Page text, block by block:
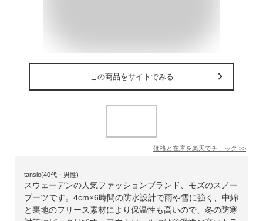
この商品をサイトでみる
価格と在庫を楽天でチェック >>
tansio(40代・男性)
スウェーデンの人気ファッションブランド、モズのスノー
ブーツです。4cm×6時間の防水設計で雨や雪に強く、中綿
と裏地のフリース素材により保温性も高いので、冬の防寒